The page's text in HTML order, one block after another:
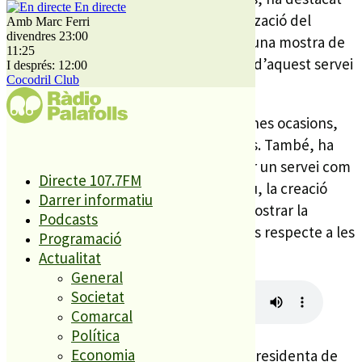
En directe
Amb Marc Ferri
divendres 23:00
11:25
I després: 12:00
Cocodril Club
Directe 107.7FM
Darrer informatiu
Podcasts
Programació
Actualitat
General
Societat
Comarcal
Política
Economia
que és una molt bona notícia l’oficialització del
conveni de col·laboració. I, és que, és una mostra de
la voluntat a la comarca per la creació d’aquest servei
tan necessari a l’Alt Maresme.
A la vegada, ha lamentat que, en algunes ocasions,
serveis com aquest estan invisibilitzats. També, ha
posat en valor la importància de donar un servei com
aquest a la nostra comarca. Segons diu, la creació
d’un casal d’aquest tipus permet demostrar la
sensibilitat dels municipis maresmencs respecte a les
necessitats de la població.
Per la seva banda, Susanna Serrano, presidenta de